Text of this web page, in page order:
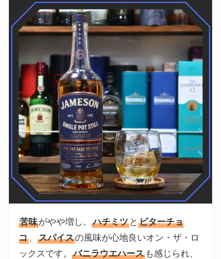
苦味がやや増し、ハチミツ とビターチョ
コ、スパイスの風味が心地良いオン・ザ・ロ
ックスです。バニラウエハース も感じられ、